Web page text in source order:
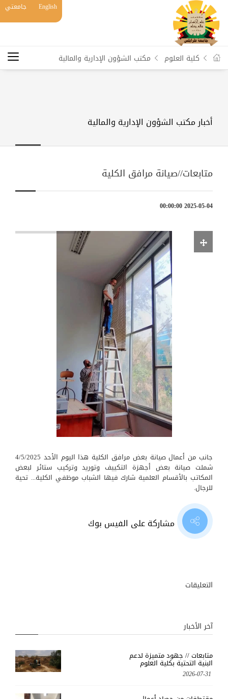
English جامعتي
كلية العلوم مكتب الشؤون الإدارية والمالية
أخبار مكتب الشؤون الإدارية والمالية
متابعات//صيانة مرافق الكلية
2025-05-04 00:00:00
جانب من أعمال صيانة بعض مرافق الكلية هذا اليوم الأحد 4/5/2025
شملت صيانة بعض أجهزة التكييف وتوريد وتركيب ستائر لبعض
المكاتب بالأقسام العلمية شارك فيها الشباب موظفي الكلية... تحية
للرجال.
مشاركة على الفيس بوك
التعليقات
آخر الأخبار
متابعات // جهود متميزة لدعم
البنية التحتية بكلية العلوم
2026-07-31